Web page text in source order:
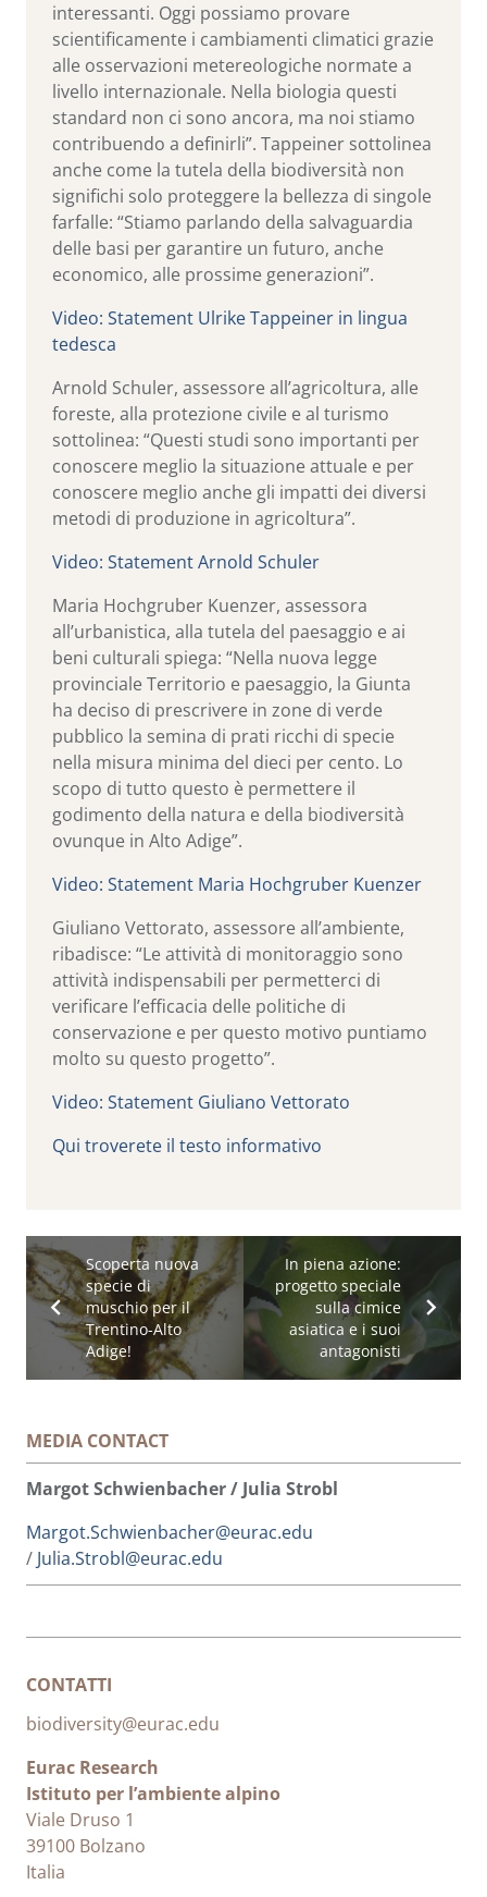
interessanti. Oggi possiamo provare
scientificamente i cambiamenti climatici grazie
alle osservazioni metereologiche normate a
livello internazionale. Nella biologia questi
standard non ci sono ancora, ma noi stiamo
contribuendo a definirli”. Tappeiner sottolinea
anche come la tutela della biodiversità non
significhi solo proteggere la bellezza di singole
farfalle: “Stiamo parlando della salvaguardia
delle basi per garantire un futuro, anche
economico, alle prossime generazioni”.
Video: Statement Ulrike Tappeiner in lingua
tedesca
Arnold Schuler, assessore all’agricoltura, alle
foreste, alla protezione civile e al turismo
sottolinea: “Questi studi sono importanti per
conoscere meglio la situazione attuale e per
conoscere meglio anche gli impatti dei diversi
metodi di produzione in agricoltura”.
Video: Statement Arnold Schuler
Maria Hochgruber Kuenzer, assessora
all’urbanistica, alla tutela del paesaggio e ai
beni culturali spiega: “Nella nuova legge
provinciale Territorio e paesaggio, la Giunta
ha deciso di prescrivere in zone di verde
pubblico la semina di prati ricchi di specie
nella misura minima del dieci per cento. Lo
scopo di tutto questo è permettere il
godimento della natura e della biodiversità
ovunque in Alto Adige”.
Video: Statement Maria Hochgruber Kuenzer
Giuliano Vettorato, assessore all’ambiente,
ribadisce: “Le attività di monitoraggio sono
attività indispensabili per permetterci di
verificare l’efficacia delle politiche di
conservazione e per questo motivo puntiamo
molto su questo progetto”.
Video: Statement Giuliano Vettorato
Qui troverete il testo informativo
Scoperta nuova
specie di
muschio per il
Trentino-Alto
Adige!
In piena azione:
progetto speciale
sulla cimice
asiatica e i suoi
antagonisti
MEDIA CONTACT
Margot Schwienbacher / Julia Strobl
Margot.Schwienbacher@eurac.edu
/ Julia.Strobl@eurac.edu
CONTATTI
biodiversity@eurac.edu
Eurac Research
Istituto per l’ambiente alpino
Viale Druso 1
39100 Bolzano
Italia